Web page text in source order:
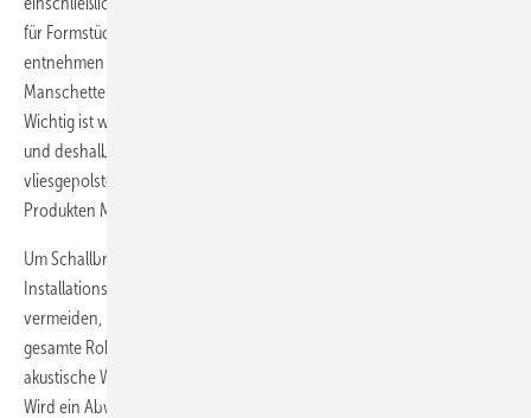
für Formstücke
entnehmen kann, gibt es zwischenzeitlich Schallschutz-Dämm-
Manschetten für alle, auch sehr komplizierte Formstückgeometrien.
Wichtig ist wiederum nur, dass die Dämmung lückenlos montiert wird
und deshalb die Stöße mit zum System gehörenden reißfesten,
vliesgepolsterten Universal-Verschlussbändern wie den Missel-
Produkten MSA 452/S bzw. MSA 652/S verschlossen werden.
Um Schallbrücken durch nachfolgende Gewerke in jedem Fall (auch in
Installationsschächten und anderen Hohlräumen) sicher zu
vermeiden, hat sich die durchgängige Körperschalldämmung über die
gesamte Rohrlänge bewährt und erfolgreich durchgesetzt. Die
akustische Wirksamkeit der Körperschalldämmung gibt
Wird ein Abwasserrohr ohne eine bauliche Schallbrücke montiert und